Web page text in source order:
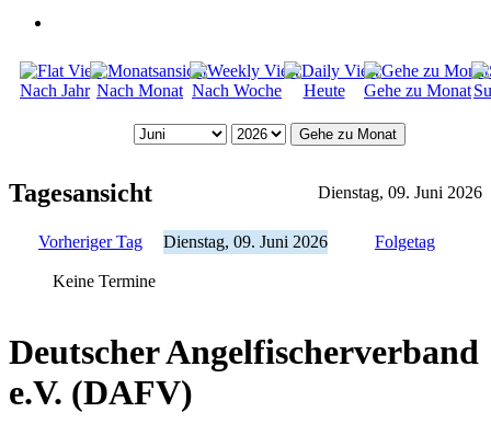
Nach Jahr Nach Monat Nach Woche Heute Gehe zu Monat
Gehe zu Monat
Tagesansicht Dienstag, 09. Juni 2026
Vorheriger Tag Dienstag, 09. Juni 2026 Folgetag
Keine Termine
Deutscher Angelfischerverband
e.V. (DAFV)